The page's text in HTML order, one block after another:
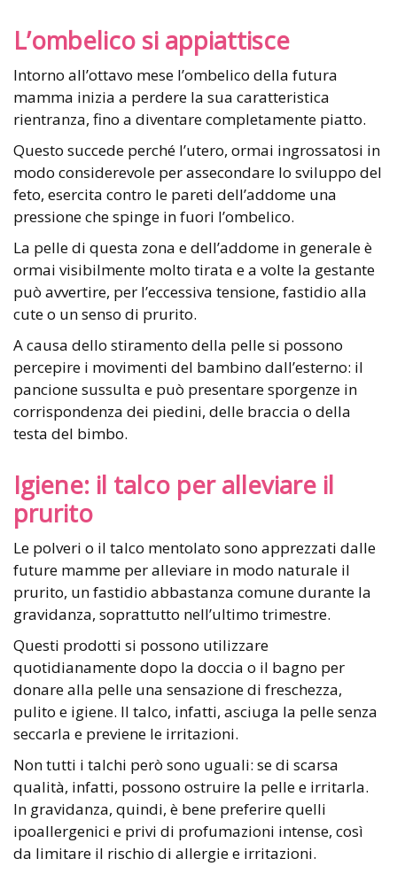
L’ombelico si appiattisce
Intorno all’ottavo mese l’ombelico della futura
mamma inizia a perdere la sua caratteristica
rientranza, fino a diventare completamente piatto.
Questo succede perché l’utero, ormai ingrossatosi in
modo considerevole per assecondare lo sviluppo del
feto, esercita contro le pareti dell’addome una
pressione che spinge in fuori l’ombelico.
La pelle di questa zona e dell’addome in generale è
ormai visibilmente molto tirata e a volte la gestante
può avvertire, per l’eccessiva tensione, fastidio alla
cute o un senso di prurito.
A causa dello stiramento della pelle si possono
percepire i movimenti del bambino dall’esterno: il
pancione sussulta e può presentare sporgenze in
corrispondenza dei piedini, delle braccia o della
testa del bimbo.
Igiene: il talco per alleviare il
prurito
Le polveri o il talco mentolato sono apprezzati dalle
future mamme per alleviare in modo naturale il
prurito, un fastidio abbastanza comune durante la
gravidanza, soprattutto nell’ultimo trimestre.
Questi prodotti si possono utilizzare
quotidianamente dopo la doccia o il bagno per
donare alla pelle una sensazione di freschezza,
pulito e igiene. Il talco, infatti, asciuga la pelle senza
seccarla e previene le irritazioni.
Non tutti i talchi però sono uguali: se di scarsa
qualità, infatti, possono ostruire la pelle e irritarla.
In gravidanza, quindi, è bene preferire quelli
ipoallergenici e privi di profumazioni intense, così
da limitare il rischio di allergie e irritazioni.